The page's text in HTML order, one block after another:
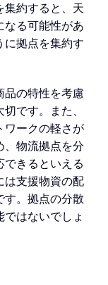
集約すると、天
なる可能性があ
に拠点を集約す
品の特性を考慮
です。また、
ワークの軽さが
、物流拠点を分
きるといえる
は支援物資の配
す。拠点の分散
はないでしょ